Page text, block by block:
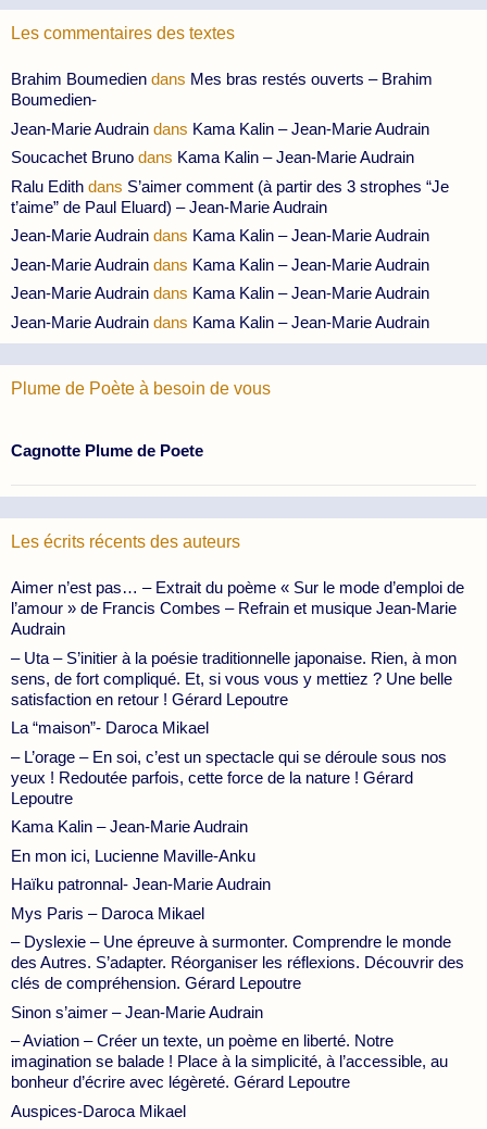
Les commentaires des textes
Brahim Boumedien dans Mes bras restés ouverts – Brahim
Boumedien-
Jean-Marie Audrain dans Kama Kalin – Jean-Marie Audrain
Soucachet Bruno dans Kama Kalin – Jean-Marie Audrain
Ralu Edith dans S’aimer comment (à partir des 3 strophes “Je
t’aime” de Paul Eluard) – Jean-Marie Audrain
Jean-Marie Audrain dans Kama Kalin – Jean-Marie Audrain
Jean-Marie Audrain dans Kama Kalin – Jean-Marie Audrain
Jean-Marie Audrain dans Kama Kalin – Jean-Marie Audrain
Jean-Marie Audrain dans Kama Kalin – Jean-Marie Audrain
Plume de Poète à besoin de vous
Cagnotte Plume de Poete
Les écrits récents des auteurs
Aimer n’est pas… – Extrait du poème « Sur le mode d’emploi de
l’amour » de Francis Combes – Refrain et musique Jean-Marie
Audrain
– Uta – S’initier à la poésie traditionnelle japonaise. Rien, à mon
sens, de fort compliqué. Et, si vous vous y mettiez ? Une belle
satisfaction en retour ! Gérard Lepoutre
La “maison”- Daroca Mikael
– L’orage – En soi, c’est un spectacle qui se déroule sous nos
yeux ! Redoutée parfois, cette force de la nature ! Gérard
Lepoutre
Kama Kalin – Jean-Marie Audrain
En mon ici, Lucienne Maville-Anku
Haïku patronnal- Jean-Marie Audrain
Mys Paris – Daroca Mikael
– Dyslexie – Une épreuve à surmonter. Comprendre le monde
des Autres. S’adapter. Réorganiser les réflexions. Découvrir des
clés de compréhension. Gérard Lepoutre
Sinon s’aimer – Jean-Marie Audrain
– Aviation – Créer un texte, un poème en liberté. Notre
imagination se balade ! Place à la simplicité, à l’accessible, au
bonheur d’écrire avec légèreté. Gérard Lepoutre
Auspices-Daroca Mikael